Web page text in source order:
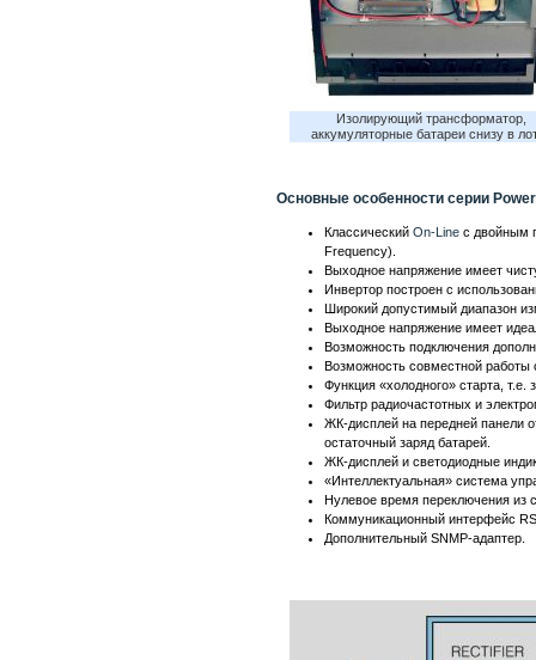
Изолирующий трансформатор,
аккумуляторные батареи снизу в
Основные особенности серии
Классический On-Line с двойным
Frequency).
Выходное напряжение имеет
Инвертор построен с
Широкий допустимый диапазон
Выходное напряжение имеет
Возможность подключения
Возможность совместной работы
Функция «холодного» старта, т.е.
Фильтр радиочастотных и
ЖК-дисплей на передней панели
остаточный заряд батарей.
ЖК-дисплей и светодиодные
«Интеллектуальная» система
Нулевое время переключения из
Коммуникационный интерфейс
Дополнительный SNMP-адаптер.